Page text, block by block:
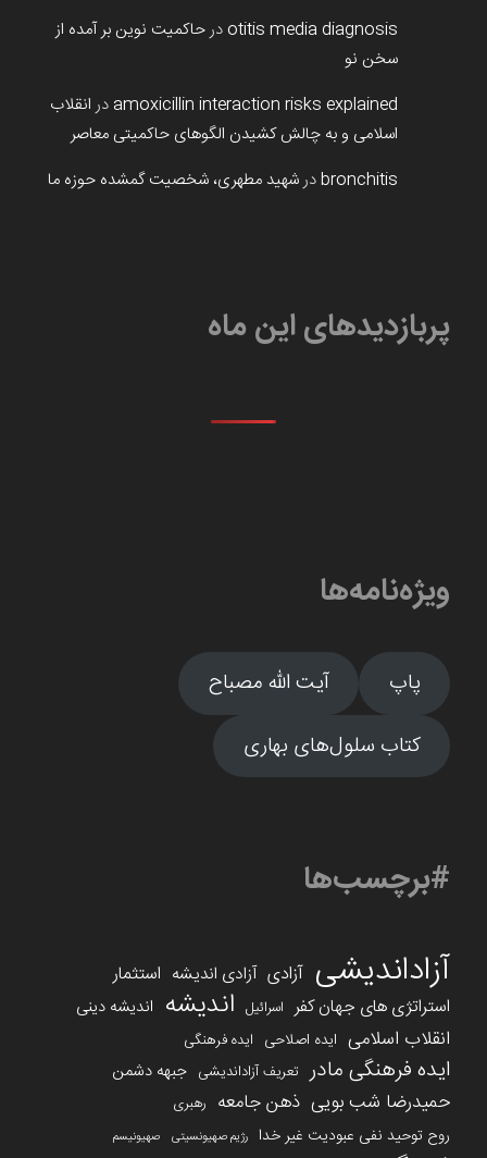
otitis media diagnosisدرحاکمیت نوین بر آمده از
سخن نو
amoxicillin interaction risks explained درانقلاب
اسلامی و به چالش کشیدن الگوهای حاکمیتی معاصر
bronchitisدرشهید مطهری، شخصیت گمشده حوزه ما
پربازدیدهای این ماه
ویژه‌نامه‌ها
پاپ
آیت الله مصباح
کتاب سلول‌های بهاری
#برچسب‌ها
آزاداندیشی آزادی آزادی اندیشه استثمار
استراتژی های جهان کفر اسرائیل اندیشه اندیشه دینی
انقلاب اسلامی ایده اصلاحی ایده فرهنگی
ایده فرهنگی مادر تعریف آزاداندیشی جبهه دشمن
حمیدرضا شب بویی ذهن جامعه رهبری
روح توحید نفی عبودیت غیر خدا رژیم صهیونسیتی صهیونیسم